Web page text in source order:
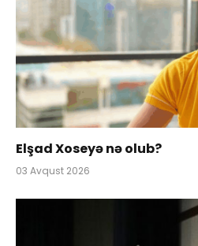
Elşad Xoseyə nə olub?
03 Avqust 2026